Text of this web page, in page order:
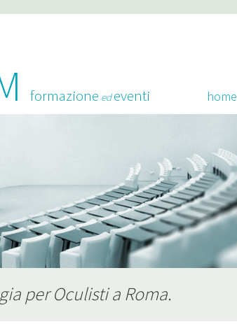
formazione edeventi home
per Oculisti a Roma.